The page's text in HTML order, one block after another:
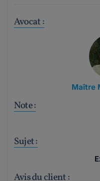
Avocat :
Maître
Note :
Sujet :
Avis du client :